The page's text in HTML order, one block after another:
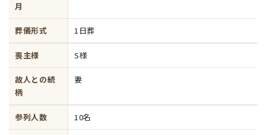
月
葬儀形式 1日葬
喪主様 S様
故人との続
柄
妻
参列人数 10名